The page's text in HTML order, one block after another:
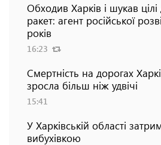
Обходив Харків і шукав
ракет: агент російської
років
16:23
Смертність на дорогах
зросла більш ніж удвічі
15:41
У Харківській області
вибухівкою